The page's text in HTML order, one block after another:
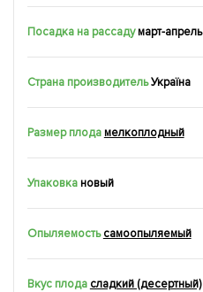
Посадка на рассаду март-апрель
Страна производитель Україна
Размер плодамелкоплодный
Упаковкановый
Опыляемость самоопыляемый
Вкус плода сладкий (десертный)